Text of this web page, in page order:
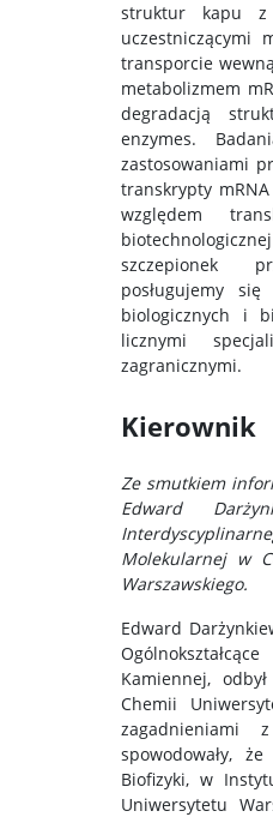
struktur kapu z
uczestniczącymi
transporcie
metabolizmem
degradacją
enzymes.
zastosowaniami
transkrypty
względem
szczepionek
posługujemy
biologicznych i
licznymi
zagranicznymi.
Kierownik
Ze smutkiem
Edward
Molekularnej w
Warszawskiego.
Edward
Kamiennej,
Chemii
spowodowały,
Biofizyki, w
Uniwersytetu